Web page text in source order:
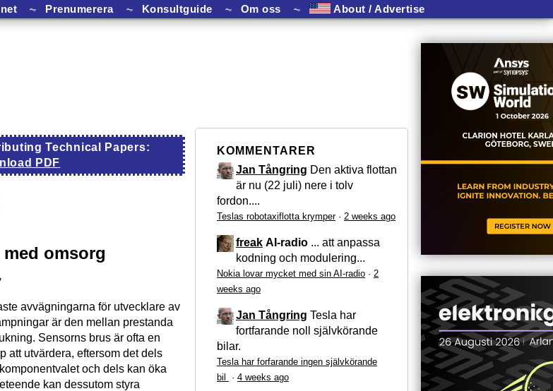
⏦ Prenumerera ⏦ Konsultguide ⏦ Om oss ⏦ About / Advertise
Technical Papers:
PDF
omsorg
,
avvägningarna för utvecklare av
är den mellan prestanda
Sensorns brus är ofta en
att utvärdera, eftersom det dels
och dels kan öka
kan dessutom styra
KOMMENTARER
Jan Tångring Den aktiva flottan
är nu (22 juli) nere i tolv
fordon....
Teslas robotaxiflotta krymper· 2 weeks ago
freak AI-radio ... att anpassa
kodning och modulering...
Nokia lovar mycket med sin AI-radio · 2
weeks ago
Jan Tångring Tesla har
fortfarande noll självkörande
bilar.
Tesla har forfarande ingen självkörande
bil
· 4 weeks ago